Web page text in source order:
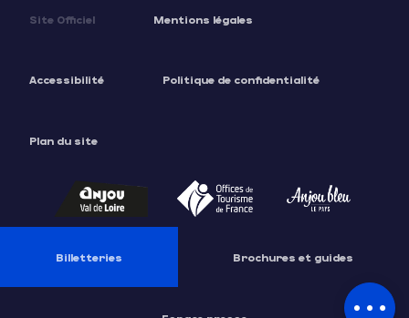
Description
Tarifs
Site Officiel Mentions légales
Accessibilité Politique de confidentialité
Plan du site
Billetteries Brochures et guides